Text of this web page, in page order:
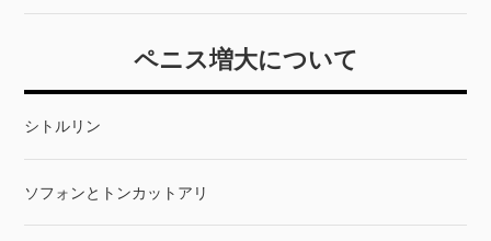
ペニス増大について
シトルリン
ソフォンとトンカットアリ